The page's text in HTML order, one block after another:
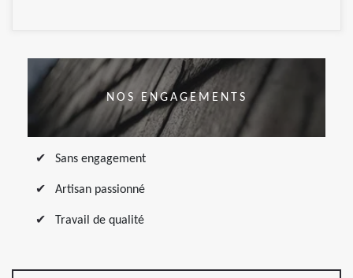
NOS ENGAGEMENTS
Sans engagement
Artisan passionné
Travail de qualité